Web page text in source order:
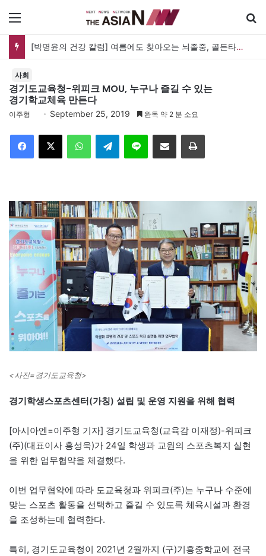
[박명윤의 건강 칼럼] 여름에도 찾아오는 뇌졸중, 골든타임을 지켜라
사회
경기도교육청-위피크 MOU, 누구나 즐길 수 있는
경기학교체육 만든다
이주형 September 25, 2019 완독 약 2 분 소요
Telegram 이메일
<사진=경기도교육청>
경기학생스포츠센터(가칭) 설립 및 운영 지원을 위해 협력
[아시아엔=이주형 기자] 경기도교육청(교육감 이재정)-위피크
(주)(대표이사 홍성욱)가 24일 학생과 교원의 스포츠복지 실현
을 위한 업무협약을 체결했다.
이번 업무협약에 따라 도교육청과 위피크(주)는 누구나 수준에
맞는 스포츠 활동을 선택하고 즐길 수 있도록 체육시설과 환경
을 조성하는데 협력한다.
특히, 경기도교육청이 2021년 2월까지 (구)기흥중학교에 전국